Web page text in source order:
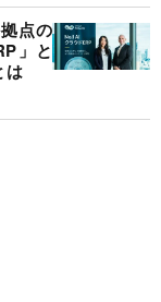
点の
」と
は